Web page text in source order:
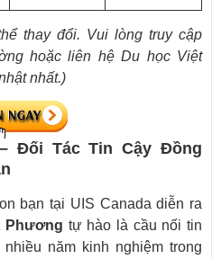
thay đổi. Vui lòng truy cập
hoặc liên hệ Du học Việt
nhất.)
Đối Tác Tin Cậy Đồng
bạn tại UIS Canada diễn ra
Phương tự hào là cầu nối tin
năm kinh nghiệm trong